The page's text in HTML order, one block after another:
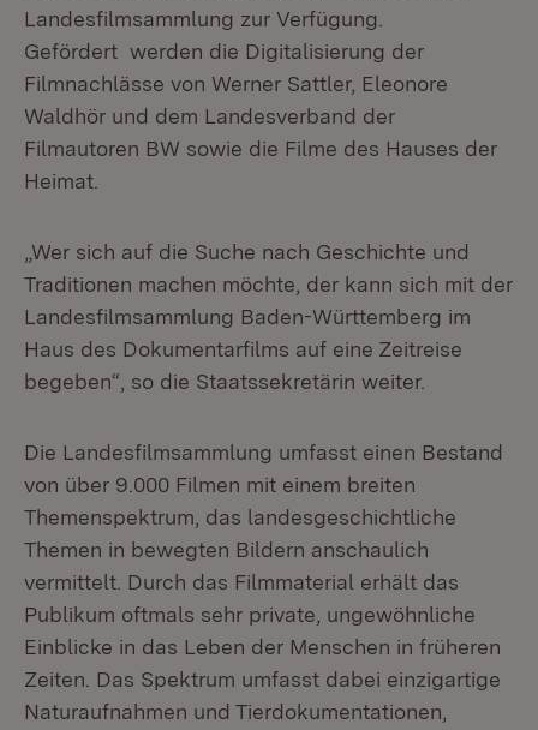
Landesfilmsammlung zur Verfügung.
Gefördert werden die Digitalisierung der
Filmnachlässe von Werner Sattler, Eleonore
Waldhör und dem Landesverband der
Filmautoren BW sowie die Filme des Hauses der
Heimat.
„Wer sich auf die Suche nach Geschichte und
Traditionen machen möchte, der kann sich mit der
Landesfilmsammlung Baden-Württemberg im
Haus des Dokumentarfilms auf eine Zeitreise
begeben“, so die Staatssekretärin weiter.
Die Landesfilmsammlung umfasst einen Bestand
von über 9.000 Filmen mit einem breiten
Themenspektrum, das landesgeschichtliche
Themen in bewegten Bildern anschaulich
vermittelt. Durch das Filmmaterial erhält das
Publikum oftmals sehr private, ungewöhnliche
Einblicke in das Leben der Menschen in früheren
Zeiten. Das Spektrum umfasst dabei einzigartige
Naturaufnahmen und Tierdokumentationen,